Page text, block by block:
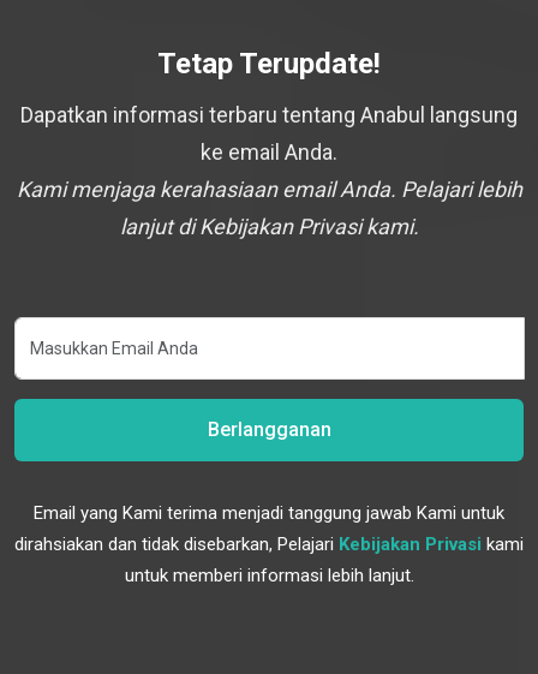
Tetap Terupdate!
Dapatkan informasi terbaru tentang Anabul langsung
ke email Anda.
Kami menjaga kerahasiaan email Anda. Pelajari lebih
lanjut di Kebijakan Privasi kami.
Berlangganan
Email yang Kami terima menjadi tanggung jawab Kami untuk
dirahsiakan dan tidak disebarkan, Pelajari Kebijakan Privasi kami
untuk memberi informasi lebih lanjut.